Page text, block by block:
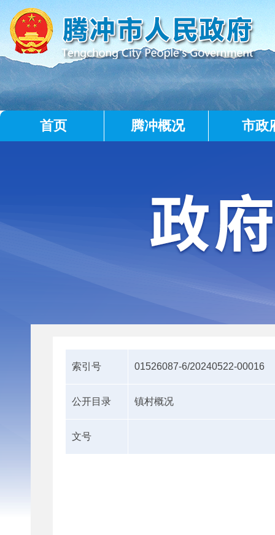
首页 腾冲概况 市政
索引号 01526087-6/20240522-00016
公开目录 镇村概况
文号